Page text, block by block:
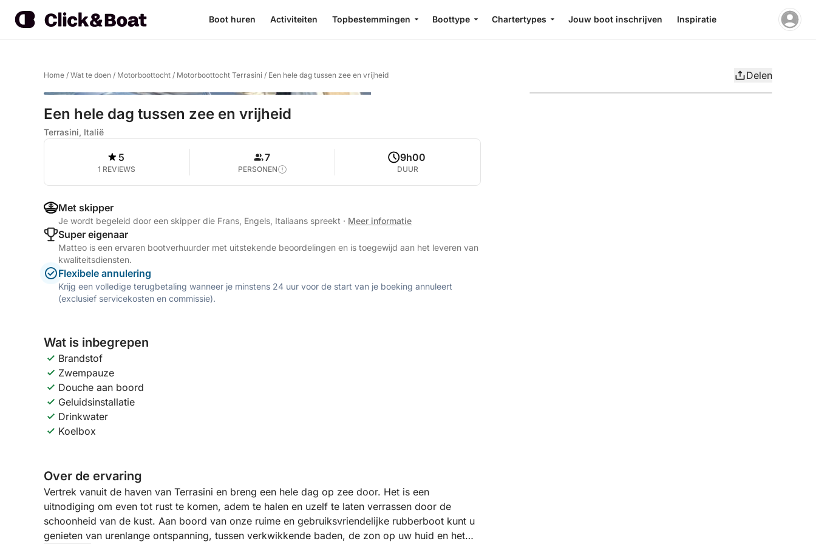
Boot huren Activiteiten Topbestemmingen Boottype Chartertypes Jouw boot inschrijven Inspiratie
Home / Wat te doen / Motorboottocht / Motorboottocht Terrasini / Een hele dag tussen zee en vrijheid Delen
Een hele dag tussen zee en vrijheid
Terrasini, Italië
5
1 REVIEWS
7
PERSONEN
9h00
DUUR
Met skipper
Je wordt begeleid door een skipper die Frans, Engels, Italiaans spreekt · Meer informatie
Super eigenaar
Matteo is een ervaren bootverhuurder met uitstekende beoordelingen en is toegewijd aan het leveren van
kwaliteitsdiensten.
Flexibele annulering
Krijg een volledige terugbetaling wanneer je minstens 24 uur voor de start van je boeking annuleert
(exclusief servicekosten en commissie).
Wat is inbegrepen
Brandstof
Zwempauze
Douche aan boord
Geluidsinstallatie
Drinkwater
Koelbox
Over de ervaring
Vertrek vanuit de haven van Terrasini en breng een hele dag op zee door. Het is een
uitnodiging om even tot rust te komen, adem te halen en uzelf te laten verrassen door de
schoonheid van de kust. Aan boord van onze ruime en gebruiksvriendelijke rubberboot kunt u
genieten van urenlange ontspanning, tussen verkwikkende baden, de zon op uw huid en het